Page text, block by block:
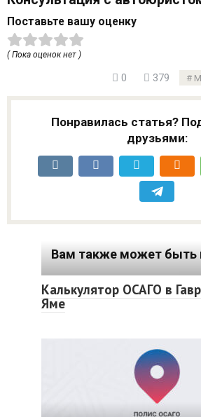
Поставьте вашу оценку
( Пока оценок нет )
0 379 М
Понравилась статья?
друзьями:
Вам также может быть
Калькулятор ОСАГО в
Яме